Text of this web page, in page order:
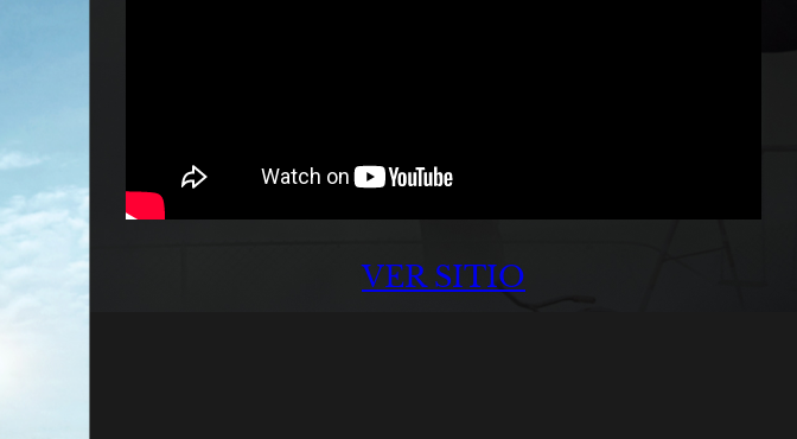
VER SITIO